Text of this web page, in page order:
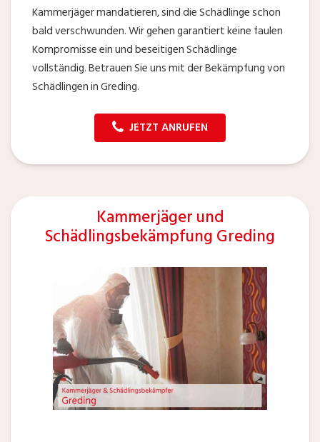
Kammerjäger mandatieren, sind die Schädlinge schon
bald verschwunden. Wir gehen garantiert keine faulen
Kompromisse ein und beseitigen Schädlinge
vollständig. Betrauen Sie uns mit der Bekämpfung von
Schädlingen in Greding.
JETZT ANRUFEN
Kammerjäger und
Schädlingsbekämpfung Greding